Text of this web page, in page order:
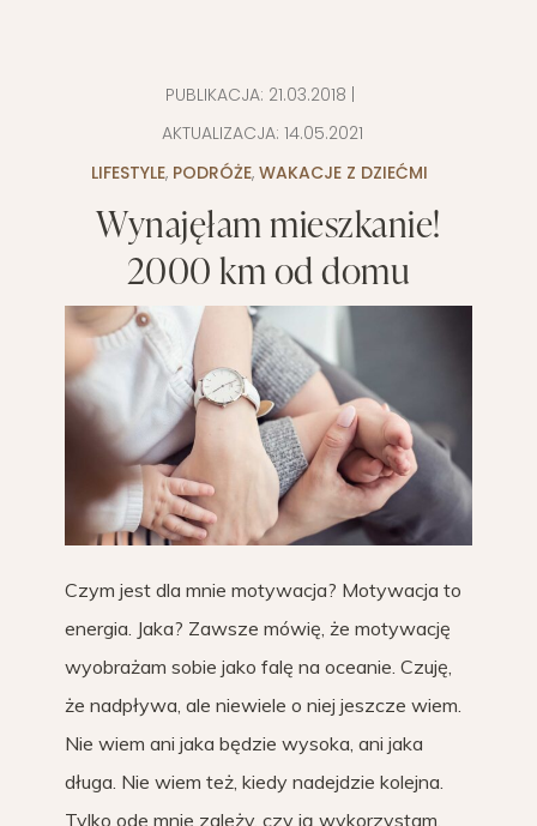
PUBLIKACJA: 21.03.2018 |
AKTUALIZACJA: 14.05.2021
LIFESTYLE, PODRÓŻE, WAKACJE Z DZIEĆMI
Wynajęłam mieszkanie!
2000 km od domu
Czym jest dla mnie motywacja? Motywacja to
energia. Jaka? Zawsze mówię, że motywację
wyobrażam sobie jako falę na oceanie. Czuję,
że nadpływa, ale niewiele o niej jeszcze wiem.
Nie wiem ani jaka będzie wysoka, ani jaka
długa. Nie wiem też, kiedy nadejdzie kolejna.
Tylko ode mnie zależy, czy ją wykorzystam,